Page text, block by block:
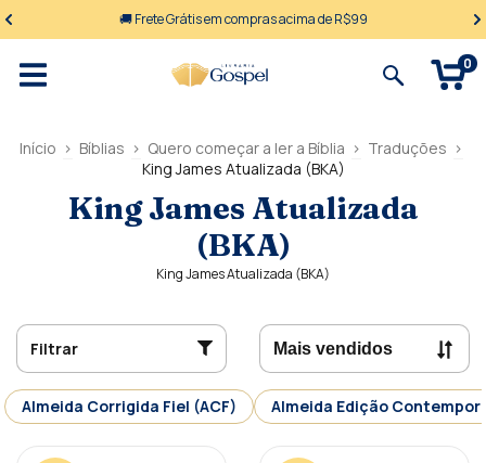
🚚 Frete Grátis em compras acima de R$99
0
Início > Bíblias > Quero começar a ler a Bíblia > Traduções >
King James Atualizada (BKA)
King James Atualizada
(BKA)
King James Atualizada (BKA)
Filtrar
Almeida Corrigida Fiel (ACF) Almeida Edição